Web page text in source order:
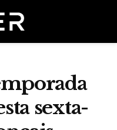
sexta-